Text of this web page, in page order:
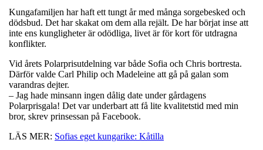
Kungafamiljen har haft ett tungt år med många sorgebesked och
dödsbud. Det har skakat om dem alla rejält. De har börjat inse att
inte ens kungligheter är odödliga, livet är för kort för utdragna
konflikter.
Vid årets Polarprisutdelning var både Sofia och Chris bortresta.
Därför valde Carl Philip och Madeleine att gå på galan som
varandras dejter.
– Jag hade minsann ingen dålig date under gårdagens
Polarprisgala! Det var underbart att få lite kvalitetstid med min
bror, skrev prinsessan på Facebook.
LÄS MER: Sofias eget kungarike: Kåtilla